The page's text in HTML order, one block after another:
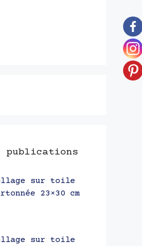
publications
sur toile
23×30 cm
sur toile